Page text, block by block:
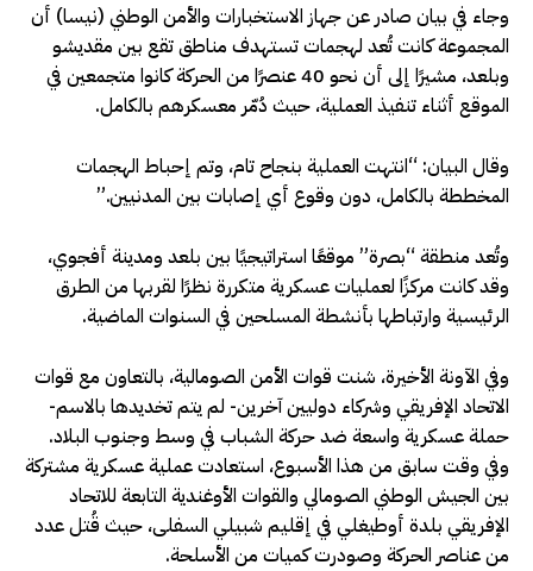
وجاء في بيان صادر عن جهاز الاستخبارات والأمن الوطني (نيسا) أن
المجموعة كانت تُعد لهجمات تستهدف مناطق تقع بين مقديشو
وبلعد، مشيرًا إلى أن نحو 40 عنصرًا من الحركة كانوا متجمعين في
الموقع أثناء تنفيذ العملية، حيث دُمّر معسكرهم بالكامل.
وقال البيان: “انتهت العملية بنجاح تام، وتم إحباط الهجمات
المخططة بالكامل، دون وقوع أي إصابات بين المدنيين.”
وتُعد منطقة “بصرة” موقعًا استراتيجيًا بين بلعد ومدينة أفجوي،
وقد كانت مركزًا لعمليات عسكرية متكررة نظرًا لقربها من الطرق
الرئيسية وارتباطها بأنشطة المسلحين في السنوات الماضية.
وفي الآونة الأخيرة، شنت قوات الأمن الصومالية، بالتعاون مع قوات
الاتحاد الإفريقي وشركاء دوليين آخرين- لم يتم تخديدها بالاسم-
حملة عسكرية واسعة ضد حركة الشباب في وسط وجنوب البلاد.
وفي وقت سابق من هذا الأسبوع، استعادت عملية عسكرية مشتركة
بين الجيش الوطني الصومالي والقوات الأوغندية التابعة للاتحاد
الإفريقي بلدة أوطيغلي في إقليم شبيلي السفلى، حيث قُتل عدد
من عناصر الحركة وصودرت كميات من الأسلحة.